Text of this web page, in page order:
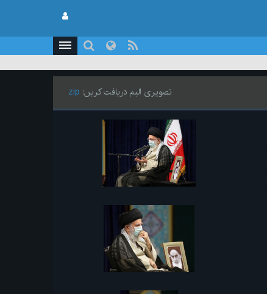
تصویری البم دریافت کریں: zip